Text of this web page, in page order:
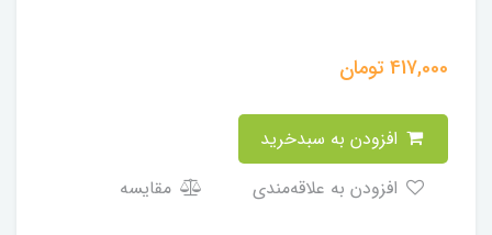
417,000تومان
مقایسه